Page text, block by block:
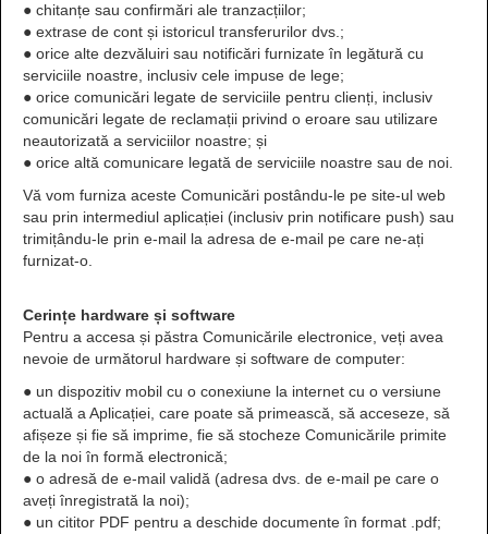
● chitanțe sau confirmări ale tranzacțiilor;
● extrase de cont și istoricul transferurilor dvs.;
● orice alte dezvăluiri sau notificări furnizate în legătură cu
serviciile noastre, inclusiv cele impuse de lege;
● orice comunicări legate de serviciile pentru clienți, inclusiv
comunicări legate de reclamații privind o eroare sau utilizare
neautorizată a serviciilor noastre; și
● orice altă comunicare legată de serviciile noastre sau de noi.
Vă vom furniza aceste Comunicări postându-le pe site-ul web
sau prin intermediul aplicației (inclusiv prin notificare push) sau
trimițându-le prin e-mail la adresa de e-mail pe care ne-ați
furnizat-o.
Cerințe hardware și software
Pentru a accesa și păstra Comunicările electronice, veți avea
nevoie de următorul hardware și software de computer:
● un dispozitiv mobil cu o conexiune la internet cu o versiune
actuală a Aplicației, care poate să primească, să acceseze, să
afișeze și fie să imprime, fie să stocheze Comunicările primite
de la noi în formă electronică;
● o adresă de e-mail validă (adresa dvs. de e-mail pe care o
aveți înregistrată la noi);
● un cititor PDF pentru a deschide documente în format .pdf;